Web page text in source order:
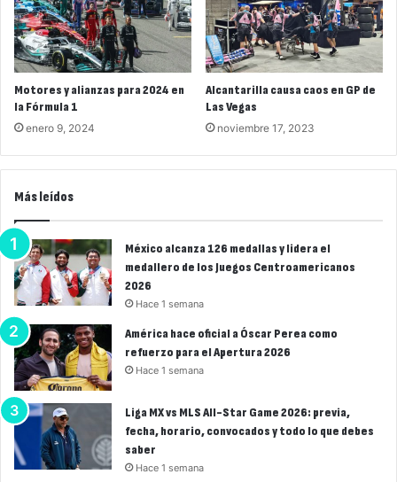
Motores y alianzas para 2024 en
la Fórmula 1
enero 9, 2024
Alcantarilla causa caos en GP de
Las Vegas
noviembre 17, 2023
Más leídos
México alcanza 126 medallas y lidera el
medallero de los Juegos Centroamericanos
2026
Hace 1 semana
América hace oficial a Óscar Perea como
refuerzo para el Apertura 2026
Hace 1 semana
Liga MX vs MLS All-Star Game 2026: previa,
fecha, horario, convocados y todo lo que debes
saber
Hace 1 semana